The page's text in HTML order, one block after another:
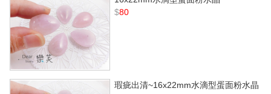
$80
瑕疵出清~16x22mm水滴型蛋面粉水晶